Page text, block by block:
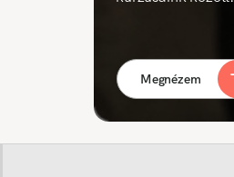
Megnézem